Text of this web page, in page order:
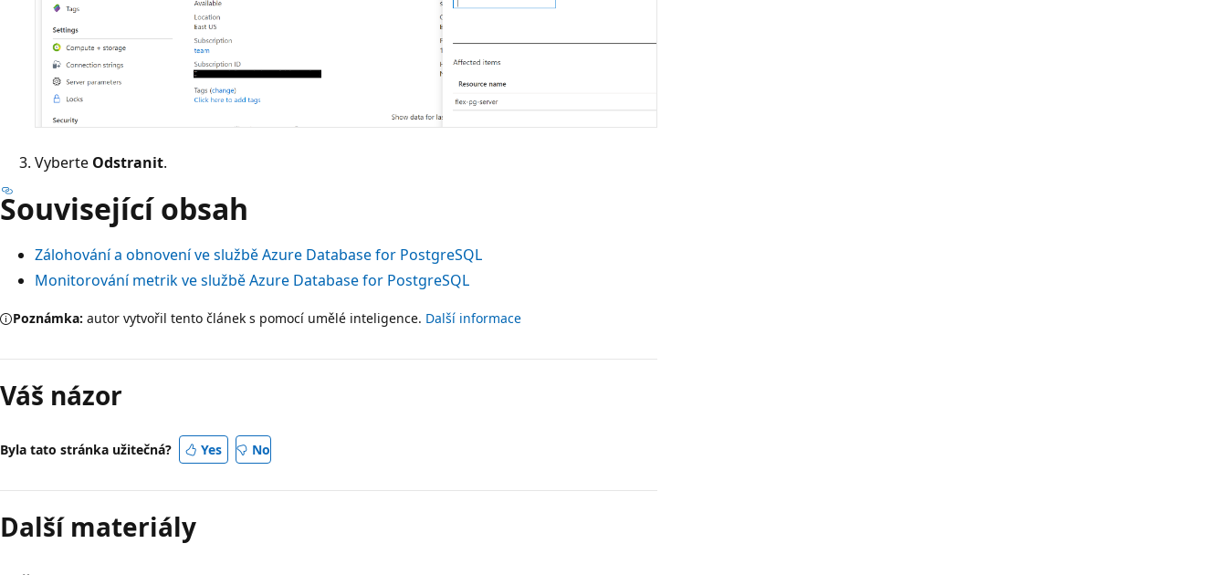
Vyberte Odstranit.
Související obsah
Zálohování a obnovení ve službě Azure Database for PostgreSQL
Monitorování metrik ve službě Azure Database for PostgreSQL
Poznámka: autor vytvořil tento článek s pomocí umělé inteligence. Další informace
Váš názor
Byla tato stránka užitečná? Yes No
Další materiály